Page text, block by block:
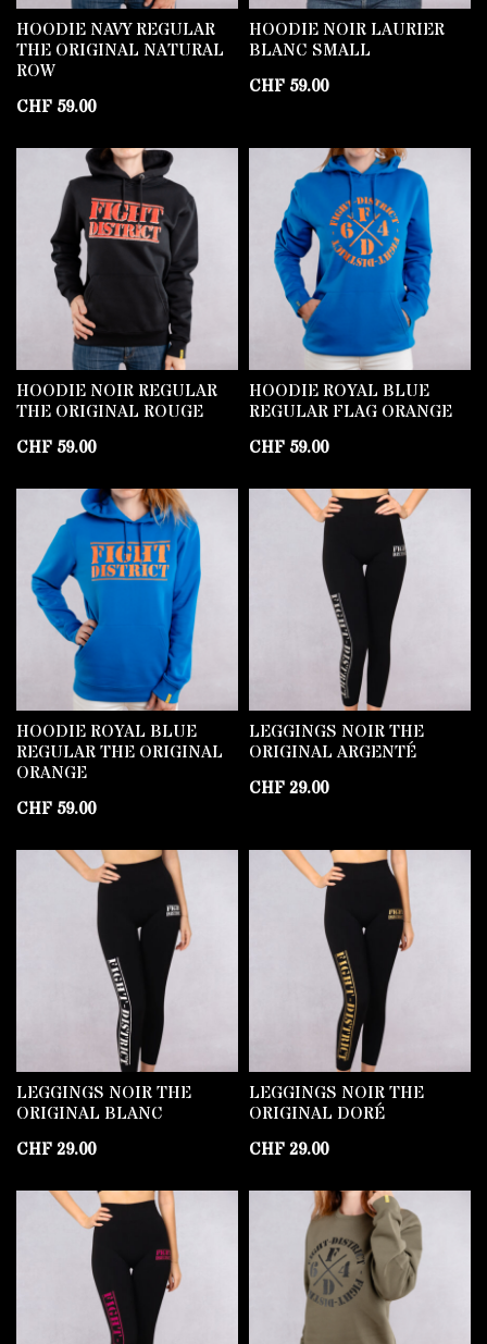
HOODIE NAVY REGULAR
THE ORIGINAL NATURAL
ROW
CHF 59.00
HOODIE NOIR LAURIER
BLANC SMALL
CHF 59.00
HOODIE NOIR REGULAR
THE ORIGINAL ROUGE
CHF 59.00
HOODIE ROYAL BLUE
REGULAR FLAG ORANGE
CHF 59.00
HOODIE ROYAL BLUE
REGULAR THE ORIGINAL
ORANGE
CHF 59.00
LEGGINGS NOIR THE
ORIGINAL ARGENTÉ
CHF29.00
LEGGINGS NOIR THE
ORIGINAL BLANC
CHF29.00
LEGGINGS NOIR THE
ORIGINAL DORÉ
CHF29.00